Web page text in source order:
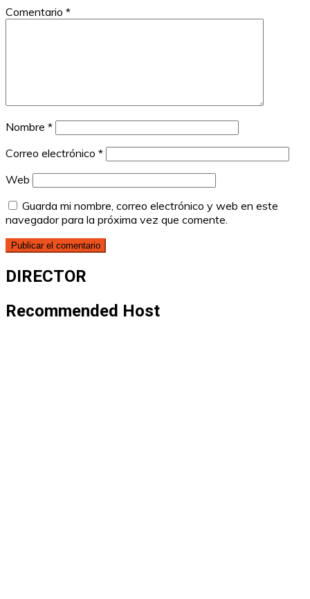
Comentario *
Nombre *
Correo electrónico *
Web
Guarda mi nombre, correo electrónico y web en este
navegador para la próxima vez que comente.
DIRECTOR
Recommended Host